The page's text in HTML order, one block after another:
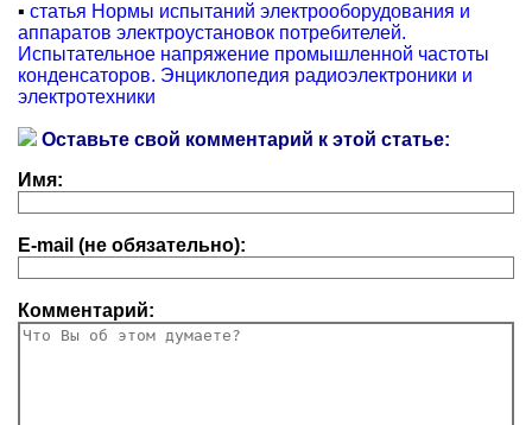
▪ статья Нормы испытаний электрооборудования и
аппаратов электроустановок потребителей.
Испытательное напряжение промышленной частоты
конденсаторов. Энциклопедия радиоэлектроники и
электротехники
Оставьте свой комментарий к этой статье:
Имя:
E-mail (не обязательно):
Комментарий: